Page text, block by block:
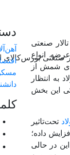
صنعتی
صنعتی
انواع
شمش از
انتظار
این بخش
تحت‌تاثیر
داده؛
در حالی